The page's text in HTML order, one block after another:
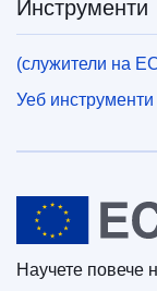
Инструменти
(служители на
Уеб инструменти
Европейски
Научете повече